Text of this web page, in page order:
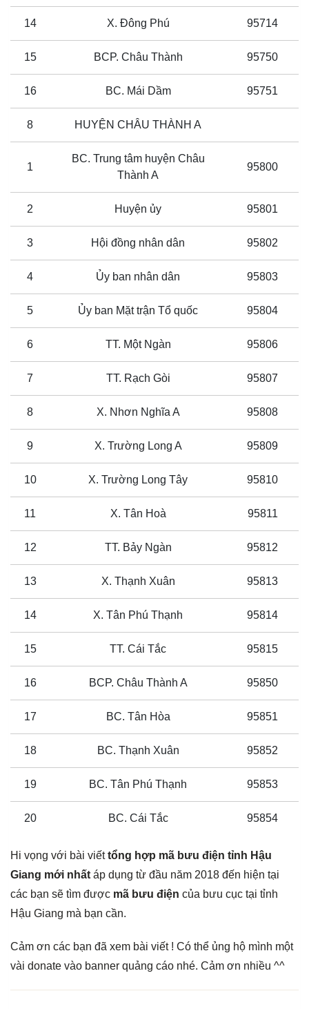
14 X. Đông Phú 95714
15 BCP. Châu Thành 95750
16 BC. Mái Dầm 95751
8 HUYỆN CHÂU THÀNH A
1
BC. Trung tâm huyện Châu
Thành A
95800
2 Huyện ủy 95801
3 Hội đồng nhân dân 95802
4 Ủy ban nhân dân 95803
5 Ủy ban Mặt trận Tổ quốc 95804
6 TT. Một Ngàn 95806
7 TT. Rạch Gòi 95807
8 X. Nhơn Nghĩa A 95808
9 X. Trường Long A 95809
10 X. Trường Long Tây 95810
11 X. Tân Hoà 95811
12 TT. Bảy Ngàn 95812
13 X. Thạnh Xuân 95813
14 X. Tân Phú Thạnh 95814
15 TT. Cái Tắc 95815
16 BCP. Châu Thành A 95850
17 BC. Tân Hòa 95851
18 BC. Thạnh Xuân 95852
19 BC. Tân Phú Thạnh 95853
20 BC. Cái Tắc 95854
Hi vọng với bài viếttổng hợp mã bưu điện tỉnh Hậu
Giang mới nhất áp dụng từ đầu năm 2018 đến hiện tại
các bạn sẽ tìm được mã bưu điện của bưu cục tại tỉnh
Hậu Giang mà bạn cần.
Cảm ơn các bạn đã xem bài viết ! Có thể ủng hộ mình một
vài donate vào banner quảng cáo nhé. Cảm ơn nhiều ^^